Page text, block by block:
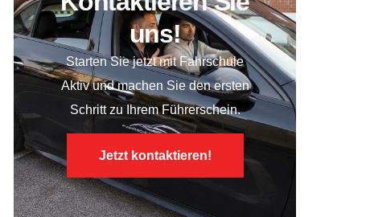
uns!
Starten Sie jetzt mitFahrschule
Aktivund machen Sie den ersten
Schritt zu Ihrem Führerschein.
Jetzt kontaktieren!